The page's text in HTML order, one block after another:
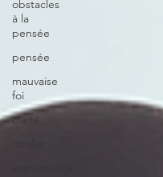
obstacles
à la
pensée
pensée
mauvaise
foi
clarté